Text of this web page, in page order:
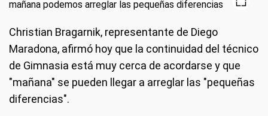
Christian Bragarnik, representante de Diego
Maradona, afirmó hoy que la continuidad del técnico
de Gimnasia está muy cerca de acordarse y que
"mañana" se pueden llegar a arreglar las "pequeñas
diferencias".